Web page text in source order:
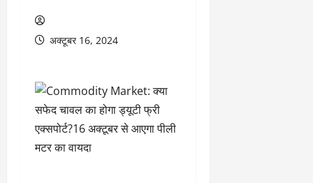
अक्टूबर 16, 2024